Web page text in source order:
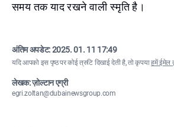
समय तक याद रखने वाली स्मृति है।
अंतिम अपडेट:2025. 01. 11 17:49
यदि आपको इस पृष्ठ पर कोई त्रुटि दिखाई देती है, तो कृपयाहमें ईमेल
लेखक: ज़ोल्टान एग्री
egri.zoltan@dubainewsgroup.com